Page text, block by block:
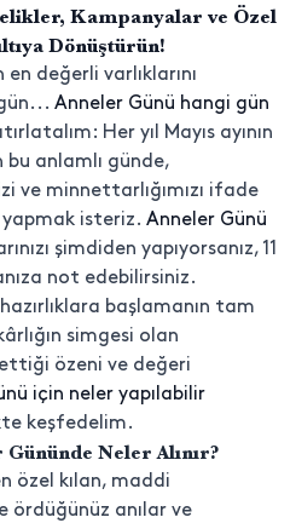
Kampanyalar ve Özel
Dönüştürün!
en değerli varlıklarını
Anneler Günü hangi gün
Her yıl Mayıs ayının
anlamlı günde,
ve minnettarlığımızı ifade
isteriz. Anneler Günü
şimdiden yapıyorsanız, 11
not edebilirsiniz.
başlamanın tam
simgesi olan
özeni ve değeri
için neler yapılabilir
keşfedelim.
Neler Alınır?
özel kılan, maddi
ördüğünüz anılar ve